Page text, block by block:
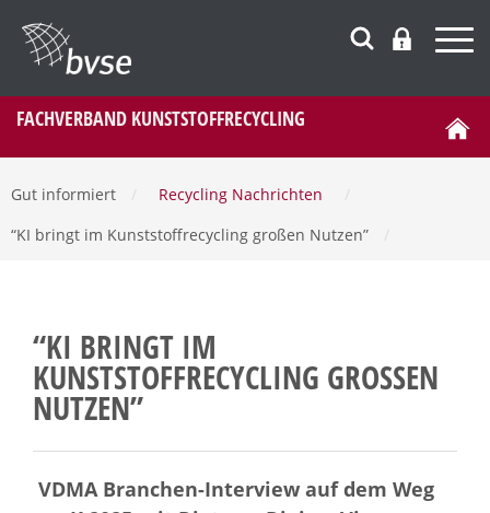
FACHVERBAND KUNSTSTOFFRECYCLING
Gut informiert Recycling Nachrichten
“KI bringt im Kunststoffrecycling großen Nutzen”
“KI BRINGT IM
KUNSTSTOFFRECYCLING GROSSEN N
UTZEN”
VDMA Branchen-Interview auf dem Weg